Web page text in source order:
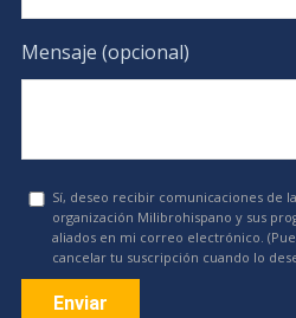
Mensaje (opcional)
Sí, deseo recibir comunicaciones de la
organización Milibrohispano y sus
aliados en mi correo electrónico.
cancelar tu suscripción cuando lo